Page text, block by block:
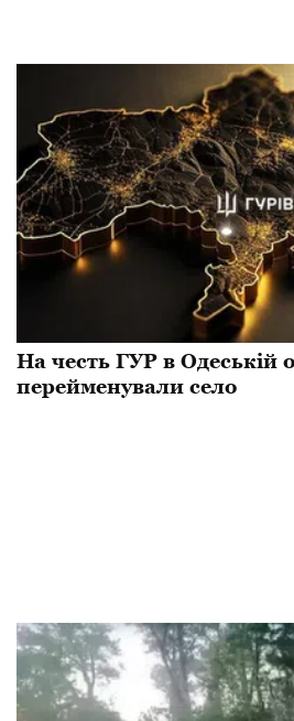
​На честь ГУР в Одеській
перейменували село